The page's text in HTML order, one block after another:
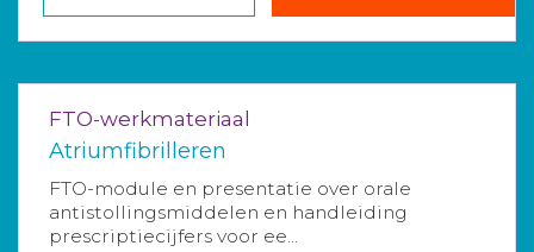
FTO-werkmateriaal
Atriumfibrilleren
FTO-module en presentatie over orale
antistollingsmiddelen en handleiding
prescriptiecijfers voor ee...